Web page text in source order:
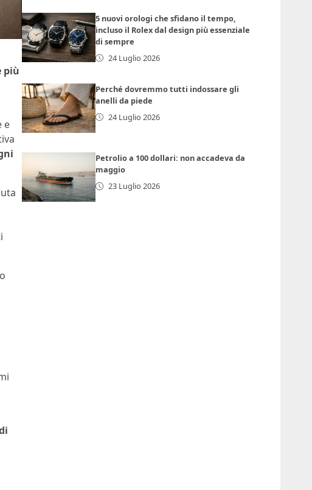
più
e
5 nuovi orologi che sfidano il tempo,
incluso il Rolex dal design più essenziale
di sempre
24 Luglio 2026
Perché dovremmo tutti indossare gli
anelli da piede
24 Luglio 2026
Petrolio a 100 dollari: non accadeva da
maggio
23 Luglio 2026